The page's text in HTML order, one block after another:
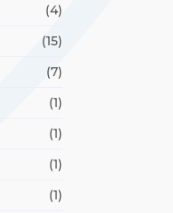
(4)
(15)
(7)
(1)
(1)
(1)
(1)